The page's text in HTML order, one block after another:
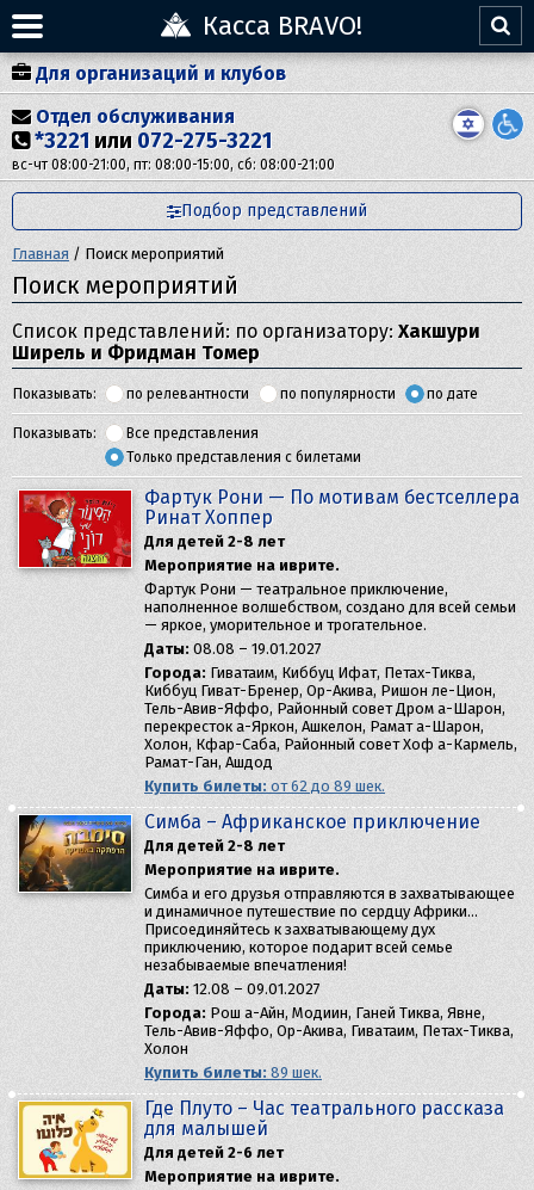
Касса BRAVO!
Для организаций и клубов
Отдел обслуживания
*3221 или 072-275-3221
вс-чт 08:00-21:00, пт: 08:00-15:00, сб: 08:00-21:00
Подбор представлений
Главная / Поиск мероприятий
Поиск мероприятий
Список представлений: по организатору: Хакшури
Ширель и Фридман Томер
Показывать: по релевантности по популярности по дате
Показывать:
Все представления
Только представления с билетами
Фартук Рони — По мотивам бестселлера
Ринат Хоппер
Для детей 2-8 лет
Мероприятие на иврите.
Фартук Рони — театральное приключение,
наполненное волшебством, создано для всей семьи
— яркое, уморительное и трогательное.
Даты: 08.08 – 19.01.2027
Города: Гиватаим, Киббуц Ифат, Петах-Тиква,
Киббуц Гиват-Бренер, Ор-Акива, Ришон ле-Цион,
Тель-Авив-Яффо, Районный совет Дром а-Шарон,
перекресток а-Яркон, Ашкелон, Рамат а-Шарон,
Холон, Кфар-Саба, Районный совет Хоф а-Кармель,
Рамат-Ган, Ашдод
Купить билеты: от 62 до 89 шек.
Симба – Африканское приключение
Для детей 2-8 лет
Мероприятие на иврите.
Симба и его друзья отправляются в захватывающее
и динамичное путешествие по сердцу Африки…
Присоединяйтесь к захватывающему дух
приключению, которое подарит всей семье
незабываемые впечатления!
Даты: 12.08 – 09.01.2027
Города: Рош а-Айн, Модиин, Ганей Тиква, Явне,
Тель-Авив-Яффо, Ор-Акива, Гиватаим, Петах-Тиква,
Холон
Купить билеты: 89 шек.
Где Плуто – Час театрального рассказа
для малышей
Для детей 2-6 лет
Мероприятие на иврите.